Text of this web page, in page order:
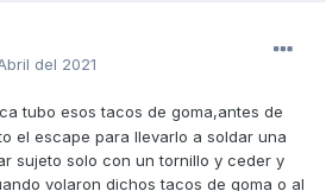
del 2021
tubo esos tacos de goma,antes de
el escape para llevarlo a soldar una
sujeto solo con un tornillo y ceder y
volaron dichos tacos de goma o al